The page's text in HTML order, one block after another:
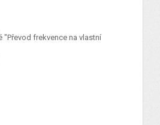
frekvence na vlastní